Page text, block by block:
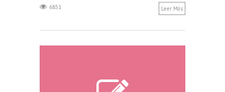
6851 Leer Más